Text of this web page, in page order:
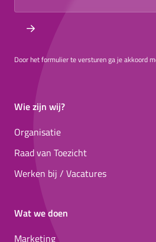
Door het formulier te versturen ga je akkoord
Wie zijn wij?
Organisatie
Raad van Toezicht
Werken bij / Vacatures
Wat we doen
Marketing